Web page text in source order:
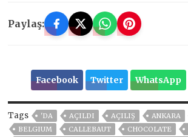
Paylaş:
Facebook Twitter WhatsApp
Tags 'DA AÇILDI AÇILIŞ ANKARA
BELGIUM
CALLEBAUT CHOCOLATE